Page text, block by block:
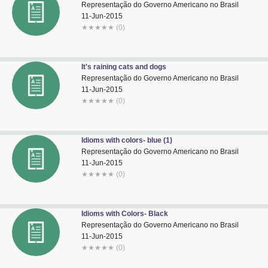
Representação do Governo Americano no Brasil
11-Jun-2015
★ ★ ★ ★ ★ (0)
It's raining cats and dogs
Representação do Governo Americano no Brasil
11-Jun-2015
★ ★ ★ ★ ★ (0)
Idioms with colors- blue (1)
Representação do Governo Americano no Brasil
11-Jun-2015
★ ★ ★ ★ ★ (0)
Idioms with Colors- Black
Representação do Governo Americano no Brasil
11-Jun-2015
★ ★ ★ ★ ★ (0)